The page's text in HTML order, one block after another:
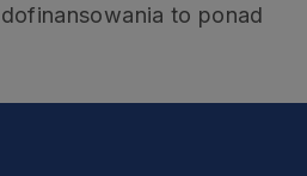
to ponad